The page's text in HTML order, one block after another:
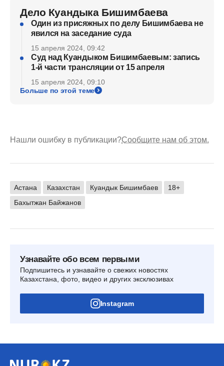
Дело Куандыка Бишимбаева
Один из присяжных по делу Бишимбаева не
явился на заседание суда
15 апреля 2024, 09:42
Суд над Куандыком Бишимбаевым: запись
1-й части трансляции от 15 апреля
15 апреля 2024, 09:10
Больше по этой теме
Нашли ошибку в публикации?Сообщите нам об этом.
Астана Казахстан Куандык Бишимбаев
18+
Бахытжан Байжанов
Узнавайте обо всем первыми
Подпишитесь и узнавайте о свежих новостях
Казахстана, фото, видео и других эксклюзивах
Instagram